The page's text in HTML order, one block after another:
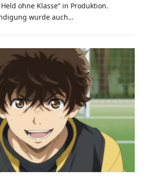
ohne Klasse“ in Produktion.
wurde auch…